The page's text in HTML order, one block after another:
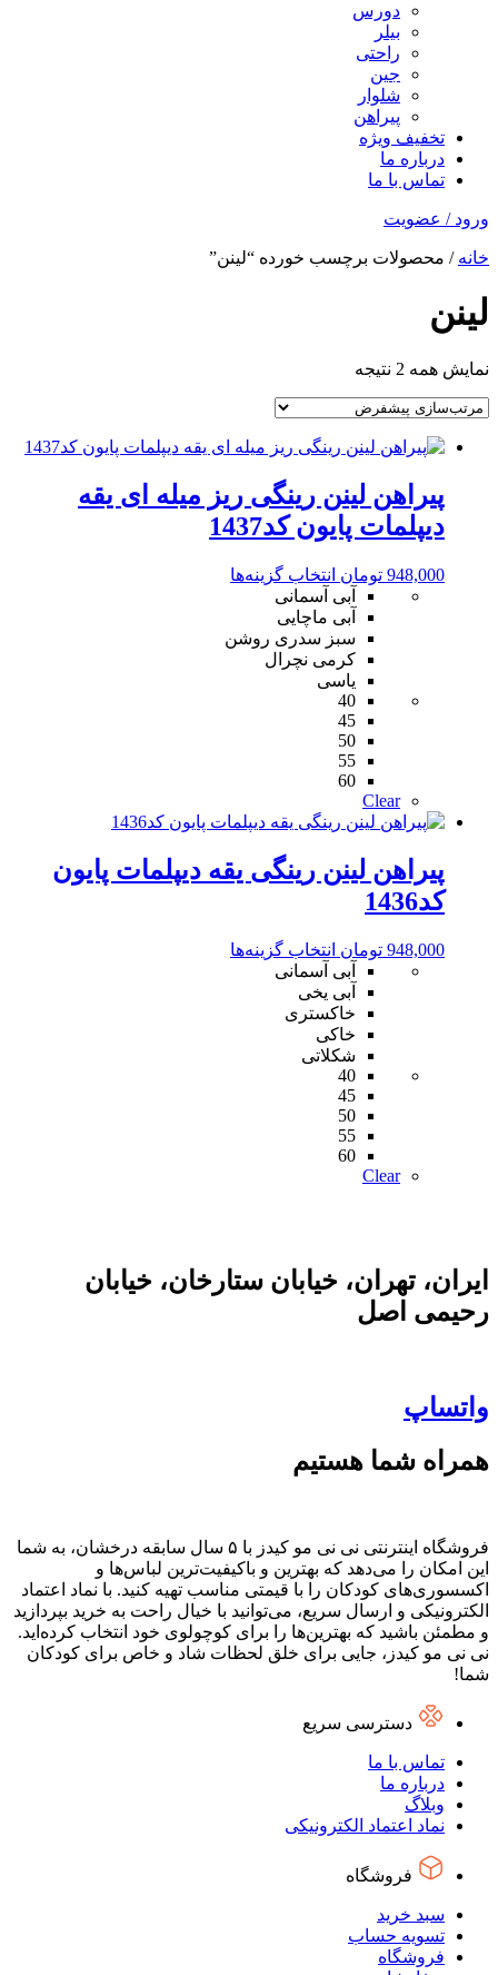
دورس
بیلر
راحتی
جین
شلوار
پیراهن
تخفیف ویژه
درباره ما
تماس با ما
ورود / عضویت
خانه / محصولات برچسب خورده “لینن”
لینن
نمایش همه 2 نتیجه
پیراهن لینن رینگی ریز میله ای یقه
دیپلمات پایون کد1437
948,000 تومان انتخاب گزینه‌ها
انواع
صفحه
انتخاب
آبی آسمانی
آبی ماچایی
سبز سدری روشن
کرمی نچرال
یاسی
40
45
50
55
60
Clear
پیراهن لینن رینگی یقه دیپلمات پایون
کد1436
948,000 تومان انتخاب گزینه‌ها
شوند
آبی آسمانی
آبی یخی
خاکستری
خاکی
شکلاتی
40
45
50
55
60
Clear
ایران، تهران، خیابان ستارخان، خیابان
رحیمی اصل
واتساپ
همراه شما هستیم
فروشگاه اینترنتی نی نی مو کیدز با ۵ سال سابقه درخشان، به شما
این امکان را می‌دهد که بهترین و باکیفیت‌ترین لباس‌ها و
اکسسوری‌های کودکان را با قیمتی مناسب تهیه کنید. با نماد اعتماد
الکترونیکی و ارسال سریع، می‌توانید با خیال راحت به خرید بپردازید
و مطمئن باشید که بهترین‌ها را برای کوچولوی خود انتخاب کرده‌اید.
نی نی مو کیدز، جایی برای خلق لحظات شاد و خاص برای کودکان
شما!
دسترسی سریع
تماس با ما
درباره ما
وبلاگ
نماد اعتماد الکترونیکی
فروشگاه
سبد خرید
تسویه حساب
فروشگاه